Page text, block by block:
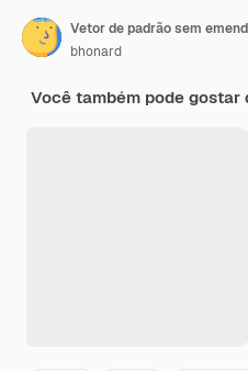
bhonard
Você também pode gostar